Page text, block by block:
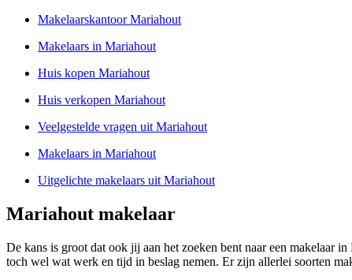
Makelaarskantoor Mariahout
Makelaars in Mariahout
Huis kopen Mariahout
Huis verkopen Mariahout
Veelgestelde vragen uit Mariahout
Makelaars in Mariahout
Uitgelichte makelaars uit Mariahout
Mariahout makelaar
De kans is groot dat ook jij aan het zoeken bent naar een makelaar
toch wel wat werk en tijd in beslag nemen. Er zijn allerlei soorten